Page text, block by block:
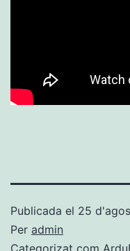
Publicada el 25
Per admin
Categorizat com